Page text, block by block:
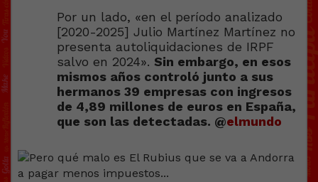
Por un lado, «en el período analizado
[2020-2025] Julio Martínez Martínez no
presenta autoliquidaciones de IRPF
salvo en 2024». Sin embargo, en esos
mismos años controló junto a sus
hermanos 39 empresas con ingresos
de 4,89 millones de euros en España,
que son las detectadas. @elmundo